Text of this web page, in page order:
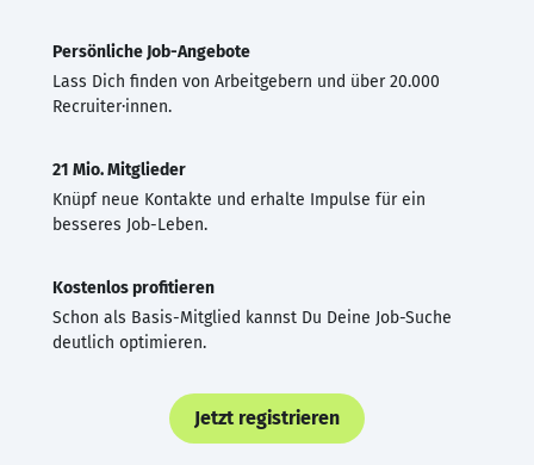
Persönliche Job-Angebote
Lass Dich finden von Arbeitgebern und über 20.000
Recruiter·innen.
21 Mio. Mitglieder
Knüpf neue Kontakte und erhalte Impulse für ein
besseres Job-Leben.
Kostenlos profitieren
Schon als Basis-Mitglied kannst Du Deine Job-Suche
deutlich optimieren.
Jetzt registrieren